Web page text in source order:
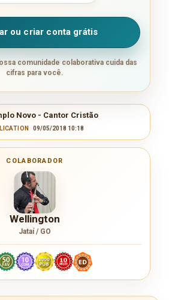
ou criar conta grátis
comunidade colaborativa cuida das
cifras para você.
Novo - Cantor Cristão
09/05/2018 10:18
COLABORADOR
Wellington
Jataí / GO